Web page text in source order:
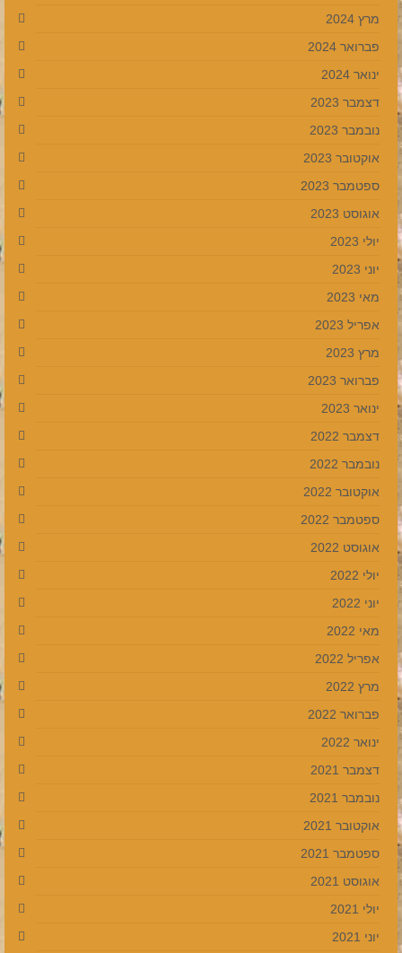
מרץ 2024
פברואר 2024
ינואר 2024
דצמבר 2023
נובמבר 2023
אוקטובר 2023
ספטמבר 2023
אוגוסט 2023
יולי 2023
יוני 2023
מאי 2023
אפריל 2023
מרץ 2023
פברואר 2023
ינואר 2023
דצמבר 2022
נובמבר 2022
אוקטובר 2022
ספטמבר 2022
אוגוסט 2022
יולי 2022
יוני 2022
מאי 2022
אפריל 2022
מרץ 2022
פברואר 2022
ינואר 2022
דצמבר 2021
נובמבר 2021
אוקטובר 2021
ספטמבר 2021
אוגוסט 2021
יולי 2021
יוני 2021